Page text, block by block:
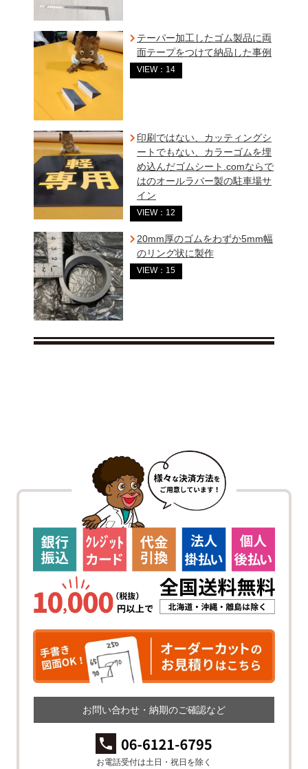
テーパー加工したゴム製品に両
面テープをつけて納品した事例
VIEW：14
印刷ではない、カッティングシ
ートでもない、カラーゴムを埋
め込んだゴムシート.comならで
はのオールラバー製の駐車場サ
イン
VIEW：12
20mm厚のゴムをわずか5mm幅
のリング状に製作
VIEW：15
お問い合わせ・納期のご確認など
お電話受付は土日・祝日を除く